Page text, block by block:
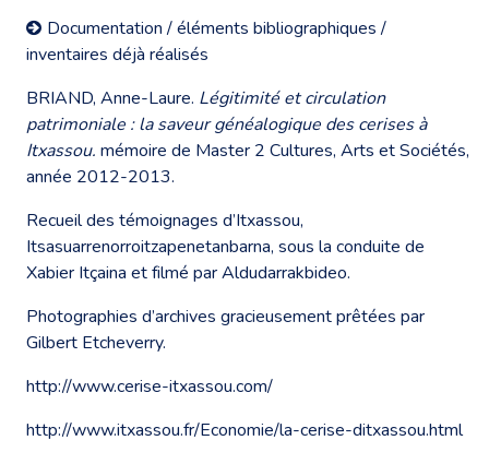
Documentation / éléments bibliographiques /
inventaires déjà réalisés
BRIAND, Anne-Laure. Légitimité et circulation
patrimoniale : la saveur généalogique des cerises à
Itxassou. mémoire de Master 2 Cultures, Arts et Sociétés,
année 2012-2013.
Recueil des témoignages d’Itxassou,
Itsasuarrenorroitzapenetanbarna, sous la conduite de
Xabier Itçaina et filmé par Aldudarrakbideo.
Photographies d’archives gracieusement prêtées par
Gilbert Etcheverry.
http://www.cerise-itxassou.com/
http://www.itxassou.fr/Economie/la-cerise-ditxassou.html